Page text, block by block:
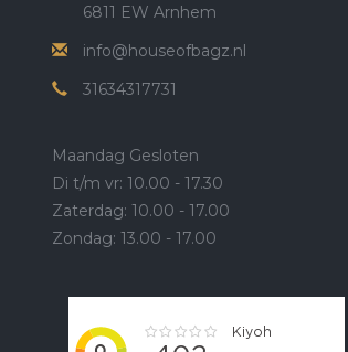
6811 EW Arnhem
info@houseofbagz.nl
31634317731
Maandag Gesloten
Di t/m vr: 10.00 - 17.30
Zaterdag: 10.00 - 17.00
Zondag: 13.00 - 17.00